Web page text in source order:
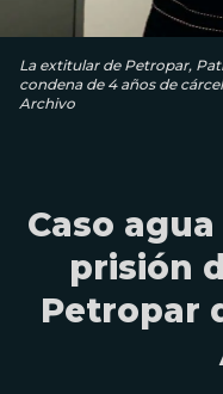
La extitular de Petropar,
condena de 4 años de
Archivo
Caso
prisión
Petropar